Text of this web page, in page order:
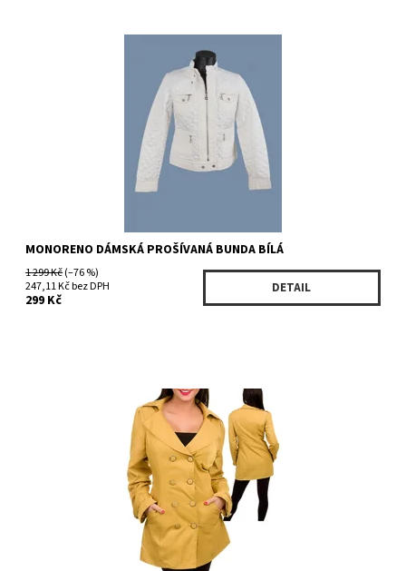
Skladem 2 ks
119WH/111
MONORENO
MONORENO DÁMSKÁ PROŠÍVANÁ BUNDA BÍLÁ
1 299 Kč(–76 %)
247,11 Kč bez DPH
299 Kč
DETAIL
Skladem 1 ks
PJ5766YM
MARIBELLE U.S.A.